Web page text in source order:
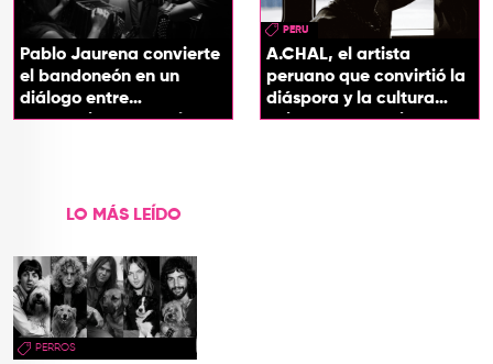
Pablo Jaurena convierte
el bandoneón en un
diálogo entre
generaciones con el
PERU
A.CHAL, el artista
peruano que convirtió la
diáspora y la cultura
chicha en su sonido
LO MÁS LEÍDO
PERROS